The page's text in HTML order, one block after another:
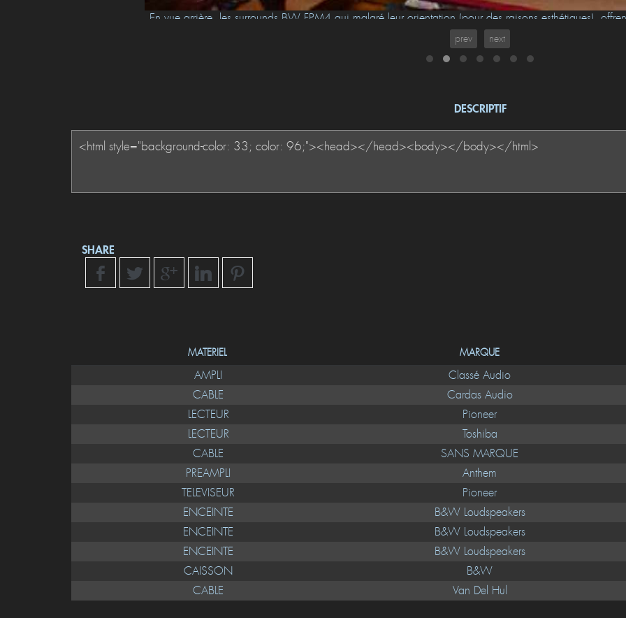
En vue arrière, les surrounds BW FPM4 qui malgré leur orientation (pour des raisons esthétiques),
arrières grâce à l'excellente qualité de l'ampli Classé Audio CA-
prev next
DESCRIPTIF
SHARE
MATERIEL MARQUE
AMPLI Classé Audio
CABLE
Cardas Audio
LECTEUR
Pioneer
LECTEUR
Toshiba
CABLE
SANS MARQUE
PREAMPLI
Anthem
TELEVISEUR
Pioneer
ENCEINTE
B&W Loudspeakers
ENCEINTE
B&W Loudspeakers
ENCEINTE
B&W Loudspeakers
CAISSON
B&W